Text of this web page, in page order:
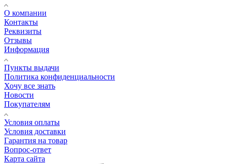
О компании
Контакты
Реквизиты
Отзывы
Информация
Пункты выдачи
Политика конфиденциальности
Хочу все знать
Новости
Покупателям
Условия оплаты
Условия доставки
Гарантия на товар
Вопрос-ответ
Карта сайта